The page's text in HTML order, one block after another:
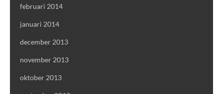
februari 2014
januari 2014
december 2013
november 2013
oktober 2013